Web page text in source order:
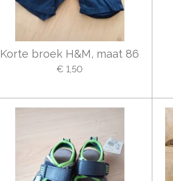
Korte broek H&M, maat 86
€ 1,50